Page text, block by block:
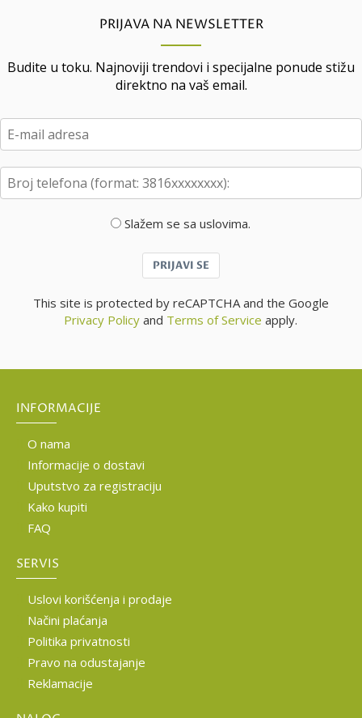
PRIJAVA NA NEWSLETTER
Budite u toku. Najnoviji trendovi i specijalne ponude stižu
direktno na vaš email.
Slažem se sa uslovima.
PRIJAVI SE
This site is protected by reCAPTCHA and the Google
Privacy Policy and Terms of Service apply.
INFORMACIJE
O nama
Informacije o dostavi
Uputstvo za registraciju
Kako kupiti
FAQ
SERVIS
Uslovi korišćenja i prodaje
Načini plaćanja
Politika privatnosti
Pravo na odustajanje
Reklamacije